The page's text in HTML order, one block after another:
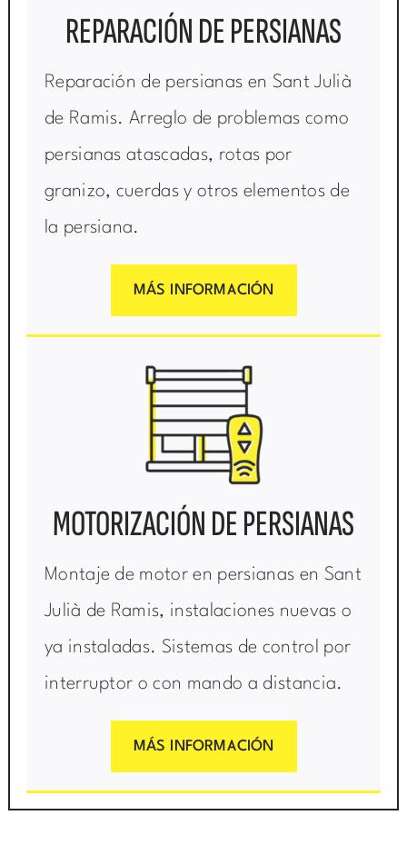
REPARACIÓN DE PERSIANAS
Reparación de persianas en Sant Julià
de Ramis. Arreglo de problemas como
persianas atascadas, rotas por
granizo, cuerdas y otros elementos de
la persiana.
MÁS INFORMACIÓN
MOTORIZACIÓN DE PERSIANAS
Montaje de motor en persianas en Sant
Julià de Ramis, instalaciones nuevas o
ya instaladas. Sistemas de control por
interruptor o con mando a distancia.
MÁS INFORMACIÓN